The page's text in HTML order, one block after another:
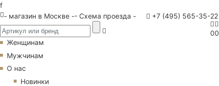
f
- магазин в Москве -- Схема проезда - +7 (495) 565-35-22
00
Женщинам
Мужчинам
О нас
Новинки